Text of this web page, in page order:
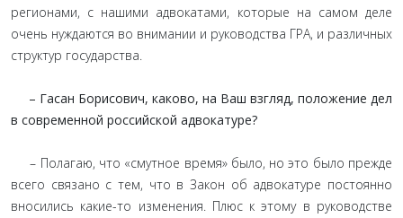
регионами, с нашими адвокатами, которые на самом деле
очень нуждаются во внимании и руководства ГРА, и различных
структур государства.
– Гасан Борисович, каково, на Ваш взгляд, положение дел
в современной российской адвокатуре?
– Полагаю, что «смутное время» было, но это было прежде
всего связано с тем, что в Закон об адвокатуре постоянно
вносились какие-то изменения. Плюс к этому в руководстве